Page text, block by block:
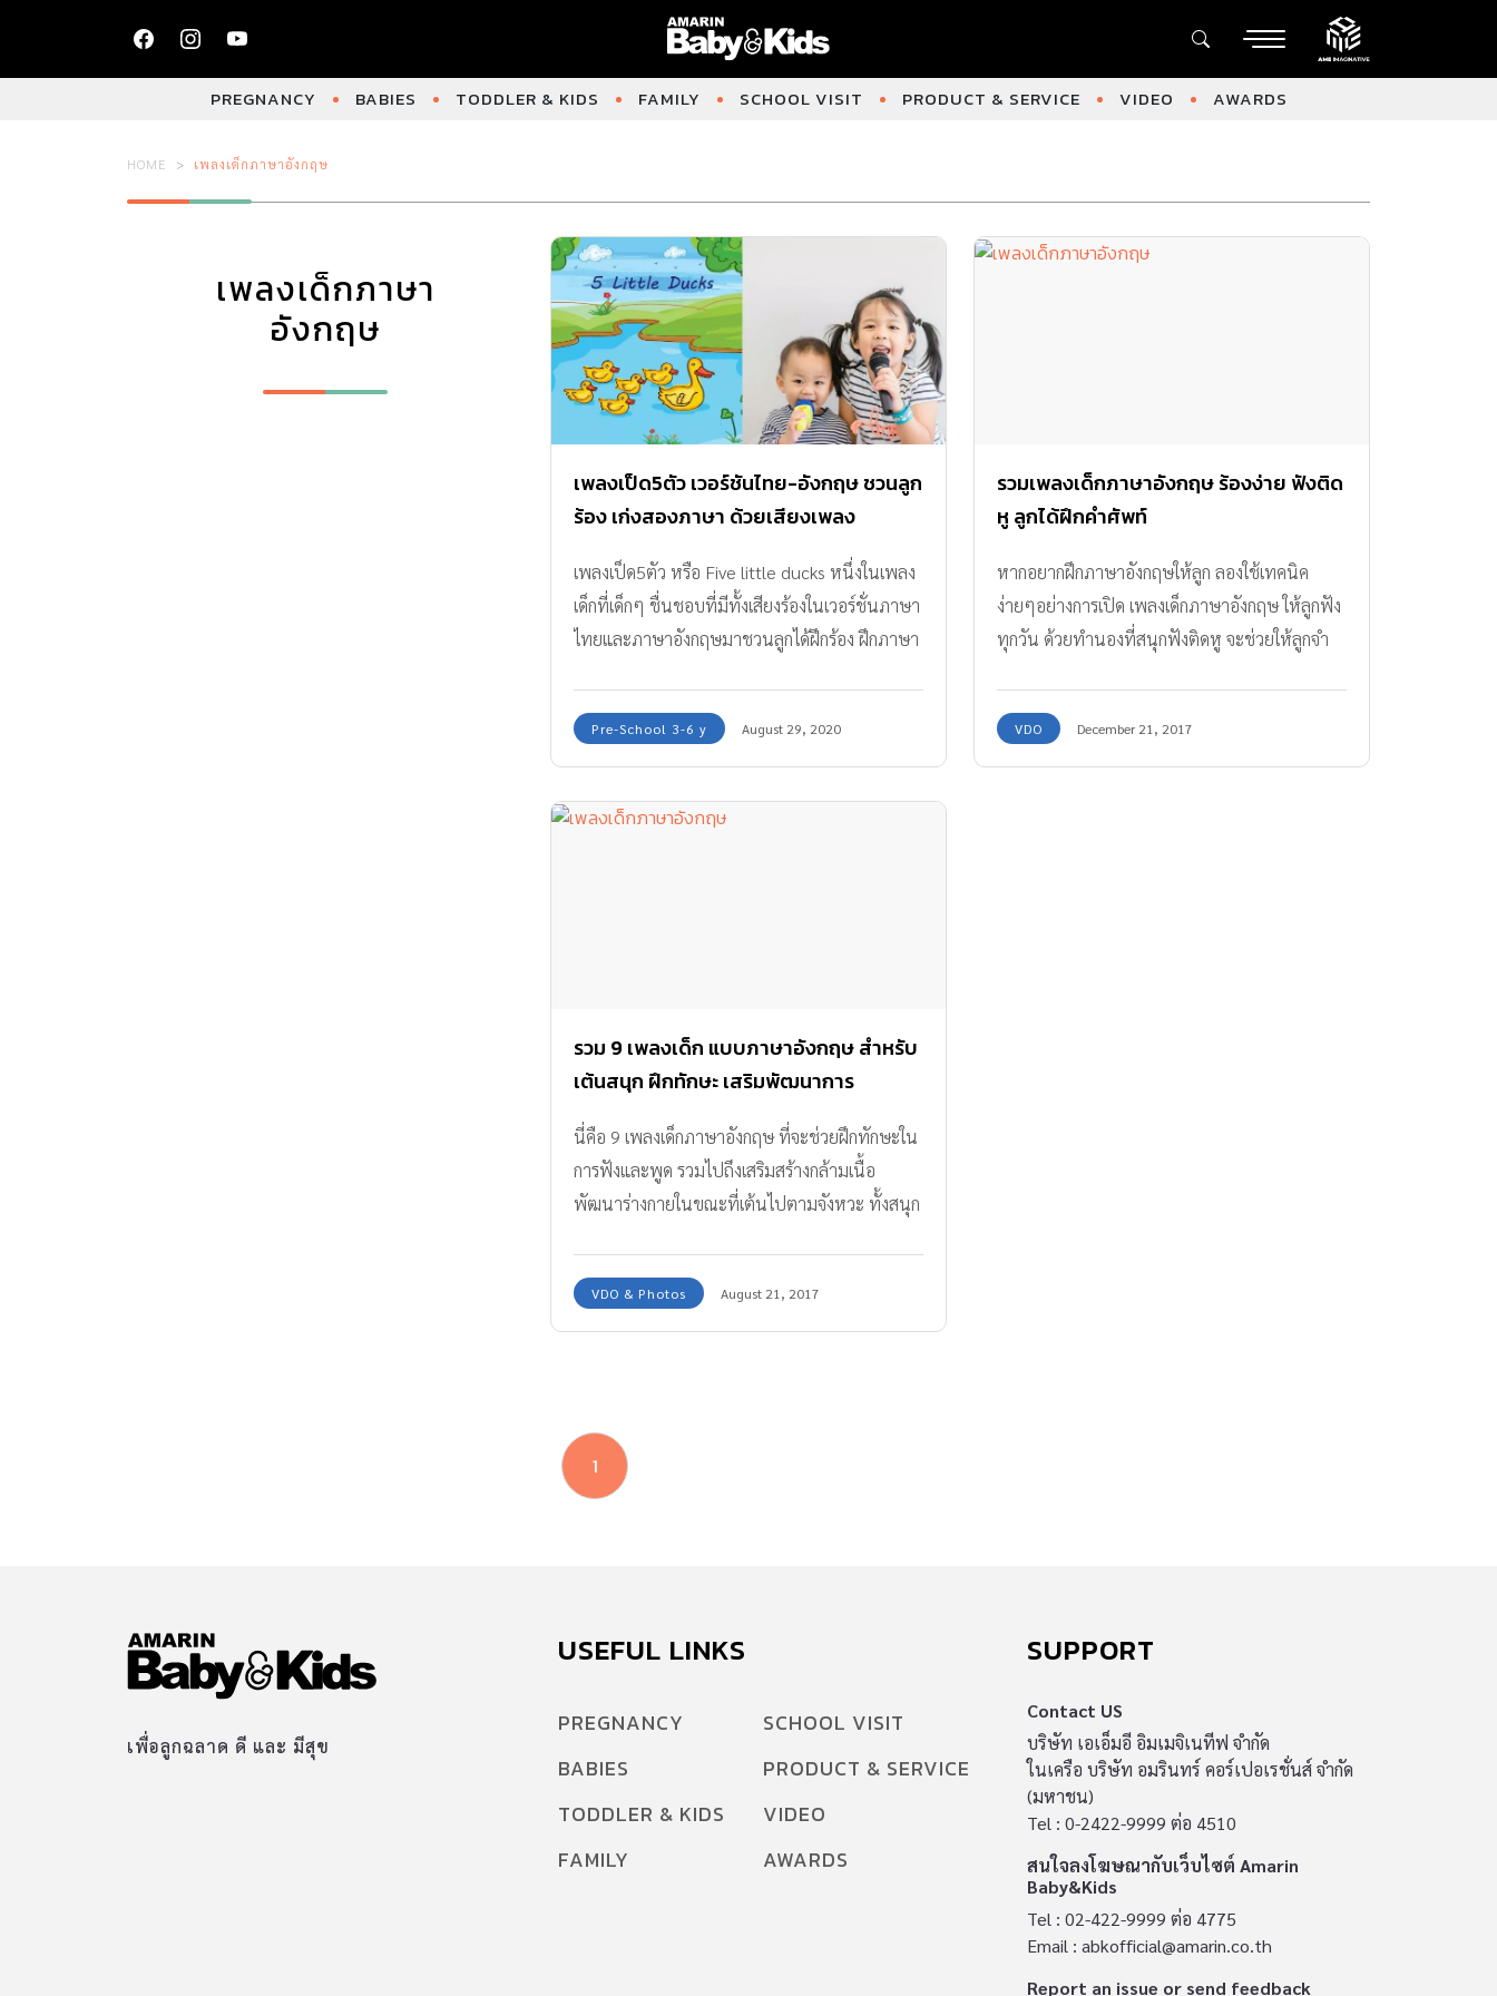
PREGNANCY BABIES TODDLER & KIDS FAMILY SCHOOL VISIT PRODUCT & SERVICE VIDEO AWARDS
HOME เพลงเด็กภาษาอังกฤษ
เพลงเด็กภาษา
อังกฤษ
เพลงเป็ด5ตัว เวอร์ชันไทย-อังกฤษ ชวนลูก
ร้อง เก่งสองภาษา ด้วยเสียงเพลง
เพลงเป็ด5ตัว หรือ Five little ducks หนึ่งในเพลง
เด็กที่เด็กๆ ชื่นชอบที่มีทั้งเสียงร้องในเวอร์ชั่นภาษา
ไทยและภาษาอังกฤษมาชวนลูกได้ฝึกร้อง ฝึกภาษา
Pre-School 3-6 y August 29, 2020
รวมเพลงเด็กภาษาอังกฤษ ร้องง่าย ฟังติด
หู ลูกได้ฝึกคำศัพท์
หากอยากฝึกภาษาอังกฤษให้ลูก ลองใช้เทคนิค
ง่ายๆอย่างการเปิด เพลงเด็กภาษาอังกฤษ ให้ลูกฟัง
ทุกวัน ด้วยทำนองที่สนุกฟังติดหู จะช่วยให้ลูกจำ
VDO December 21, 2017
รวม 9 เพลงเด็ก แบบภาษาอังกฤษ สำหรับ
เต้นสนุก ฝึกทักษะ เสริมพัฒนาการ
นี่คือ 9 เพลงเด็กภาษาอังกฤษ ที่จะช่วยฝึกทักษะใน
การฟังและพูด รวมไปถึงเสริมสร้างกล้ามเนื้อ
พัฒนาร่างกายในขณะที่เต้นไปตามจังหวะ ทั้งสนุก
VDO & Photos August 21, 2017
1
เพื่อลูกฉลาด ดี และ มีสุข
USEFUL LINKS
PREGNANCY
BABIES
TODDLER & KIDS
FAMILY
SCHOOL VISIT
PRODUCT & SERVICE
VIDEO
AWARDS
SUPPORT
Contact US
บริษัท เอเอ็มอี อิมเมจิเนทีฟ จำกัด
ในเครือ บริษัท อมรินทร์ คอร์เปอเรชั่นส์ จำกัด
(มหาชน)
Tel : 0-2422-9999 ต่อ 4510
สนใจลงโฆษณากับเว็บไซต์ Amarin
Baby&Kids
Tel : 02-422-9999 ต่อ 4775
Email : abkofficial@amarin.co.th
Report an issue or send feedback